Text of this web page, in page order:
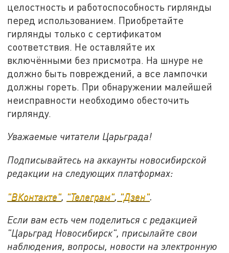
целостность и работоспособность гирлянды
перед использованием. Приобретайте
гирлянды только с сертификатом
соответствия. Не оставляйте их
включёнными без присмотра. На шнуре не
должно быть повреждений, а все лампочки
должны гореть. При обнаружении малейшей
неисправности необходимо обесточить
гирлянду.
Уважаемые читатели Царьграда!
Подписывайтесь на аккаунты новосибирской
редакции на следующих платформах:
"ВКонтакте" "Телеграм" "Дзен"
Если вам есть чем поделиться с редакцией
"Царьград Новосибирск", присылайте свои
наблюдения, вопросы, новости на электронную